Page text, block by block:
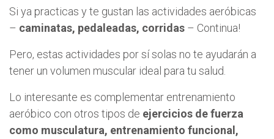
Si ya practicas y te gustan las actividades aeróbicas
– caminatas, pedaleadas, corridas – Continua!
Pero, estas actividades por sí solas no te ayudarán a
tener un volumen muscular ideal para tu salud.
Lo interesante es complementar entrenamiento
aeróbico con otros tipos de ejercicios de fuerza
como musculatura, entrenamiento funcional,